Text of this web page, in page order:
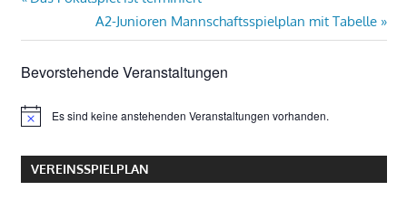
Nächster
Beitrag:
A2-Junioren Mannschaftsspielplan mit Tabelle
Bevorstehende Veranstaltungen
HinweisEs sind keine anstehenden Veranstaltungen vorhanden.
VEREINSSPIELPLAN